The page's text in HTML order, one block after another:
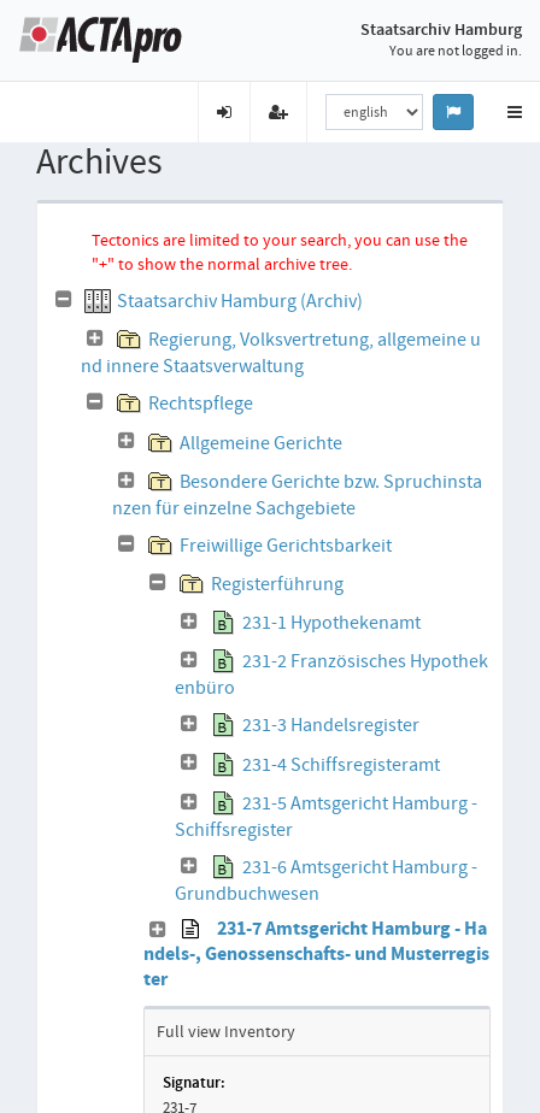
Staatsarchiv Hamburg
You are not logged in.
Archives
Tectonics are limited to your search, you can use the
"+" to show the normal archive tree.
Staatsarchiv Hamburg (Archiv)
Regierung, Volksvertretung, allgemeine u
nd innere Staatsverwaltung
Rechtspflege
Allgemeine Gerichte
Besondere Gerichte bzw. Spruchinsta
nzen für einzelne Sachgebiete
Freiwillige Gerichtsbarkeit
Registerführung
231-1 Hypothekenamt
231-2 Französisches Hypothek
enbüro
231-3 Handelsregister
231-4 Schiffsregisteramt
231-5 Amtsgericht Hamburg -
Schiffsregister
231-6 Amtsgericht Hamburg -
Grundbuchwesen
231-7 Amtsgericht Hamburg - Ha
ndels-, Genossenschafts- und Musterregis
ter
Full view Inventory
231-7